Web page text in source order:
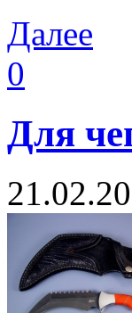
Далее
0
Для